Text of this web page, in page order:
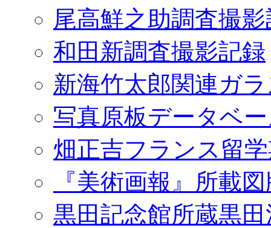
尾高鮮之助調査撮
和田新調査撮影記録
新海竹太郎関連ガ
写真原板データベ
畑正吉フランス留
『美術画報』所載
黒田記念館所蔵黒